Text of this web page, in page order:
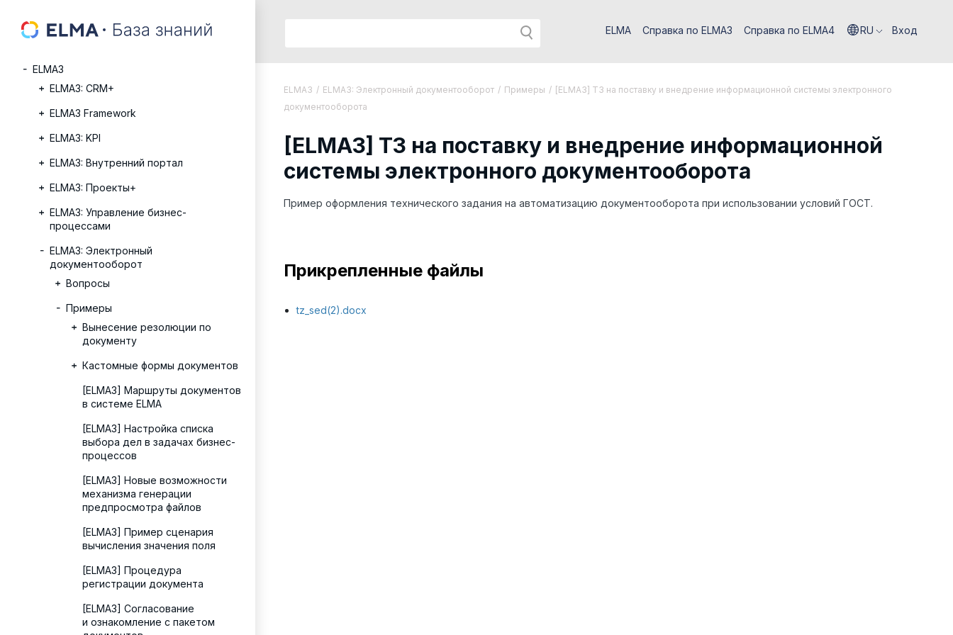
ELMA3
ELMA3: CRM+
ELMA3 Framework
ELMA3: KPI
ELMA3: Внутренний портал
ELMA3: Проекты+
ELMA3: Управление бизнес-
процессами
ELMA3: Электронный
документооборот
Вопросы
Примеры
Вынесение резолюции по
документу
Кастомные формы документов
[ELMA3] Маршруты документов
в системе ELMA
[ELMA3] Настройка списка
выбора дел в задачах бизнес-
процессов
[ELMA3] Новые возможности
механизма генерации
предпросмотра файлов
[ELMA3] Пример сценария
вычисления значения поля
[ELMA3] Процедура
регистрации документа
[ELMA3] Согласование
и ознакомление с пакетом
ELMA Справка по ELMA3 Справка по ELMA4 RU Вход
ELMA3 / ELMA3: Электронный документооборот / Примеры / [ELMA3] ТЗ на поставку и внедрение информационной системы электронного
документооборота
[ELMA3] ТЗ на поставку и внедрение информационной
системы электронного документооборота
Пример оформления технического задания на автоматизацию документооборота при использовании условий ГОСТ.
Прикрепленные файлы
tz_sed(2).docx